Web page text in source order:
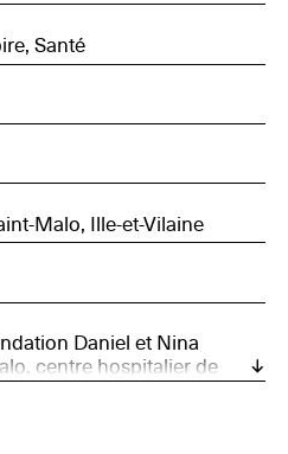
Santé
Malo, Ille-et-Vilaine
Daniel et Nina
centre hospitalier de